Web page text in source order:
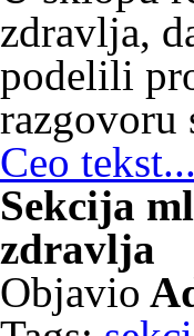
zdravlja,
podelili
razgovoru
Ceo
Sekcija
zdravlja
Objavio